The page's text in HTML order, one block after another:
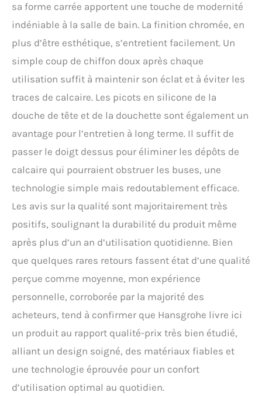
sa forme carrée apportent une touche de modernité
indéniable à la salle de bain. La finition chromée, en
plus d’être esthétique, s’entretient facilement. Un
simple coup de chiffon doux après chaque
utilisation suffit à maintenir son éclat et à éviter les
traces de calcaire. Les picots en silicone de la
douche de tête et de la douchette sont également un
avantage pour l’entretien à long terme. Il suffit de
passer le doigt dessus pour éliminer les dépôts de
calcaire qui pourraient obstruer les buses, une
technologie simple mais redoutablement efficace.
Les avis sur la qualité sont majoritairement très
positifs, soulignant la durabilité du produit même
après plus d’un an d’utilisation quotidienne. Bien
que quelques rares retours fassent état d’une qualité
perçue comme moyenne, mon expérience
personnelle, corroborée par la majorité des
acheteurs, tend à confirmer que Hansgrohe livre ici
un produit au rapport qualité-prix très bien étudié,
alliant un design soigné, des matériaux fiables et
une technologie éprouvée pour un confort
d’utilisation optimal au quotidien.